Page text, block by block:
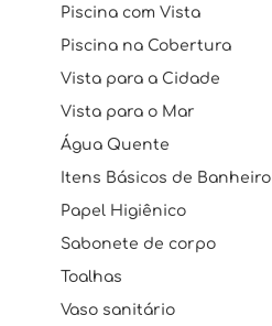
Piscina com Vista
Piscina na Cobertura
Vista para a Cidade
Vista para o Mar
Água Quente
Itens Básicos de Banheiro
Papel Higiênico
Sabonete de corpo
Toalhas
Vaso sanitário